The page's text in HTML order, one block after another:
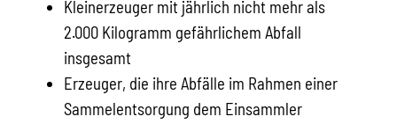
Kleinerzeuger mit jährlich nicht mehr als
2.000 Kilogramm gefährlichem Abfall
insgesamt
Erzeuger, die ihre Abfälle im Rahmen einer
Sammelentsorgung dem Einsammler